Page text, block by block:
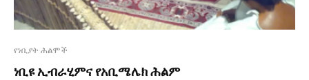
የነቢያት ሕልሞች
ነቢዩ ኢብራሂምና የአቢሜሌክ ሕልም